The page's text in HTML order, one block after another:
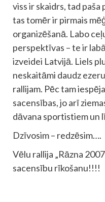
viss ir skaidrs, tad
tas tomēr ir pirmais
organizēšanā. Labo
perspektīvas – te ir
izveidei Latvijā. Liels
neskaitāmi daudz
rallijam. Pēc tam
sacensības, jo arī
dāvana sportistiem un
Dzīvosim – redzēsim….
Vēlu rallija „Rāzna
sacensību rīkošanu!!!!